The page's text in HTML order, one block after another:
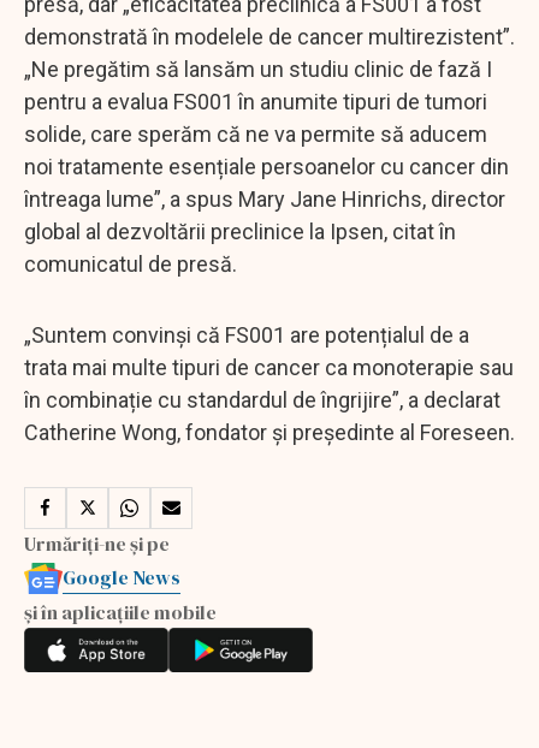
demonstrată în modelele de cancer multirezistent”.
„Ne pregătim să lansăm un studiu clinic de fază I
pentru a evalua FS001 în anumite tipuri de tumori
solide, care sperăm că ne va permite să aducem
noi tratamente esențiale persoanelor cu cancer din
întreaga lume”, a spus Mary Jane Hinrichs, director
global al dezvoltării preclinice la Ipsen, citat în
comunicatul de presă.
„Suntem convinși că FS001 are potențialul de a
trata mai multe tipuri de cancer ca monoterapie sau
în combinație cu standardul de îngrijire”, a declarat
Catherine Wong, fondator și președinte al Foreseen.
Urmăriți-ne și pe
Google News
și în aplicațiile mobile